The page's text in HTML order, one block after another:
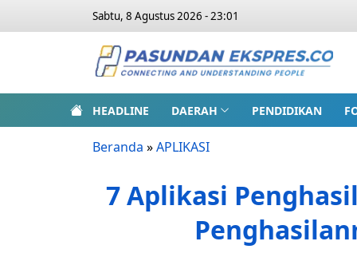
Sabtu, 8 Agustus 2026 - 23:01
HEADLINE DAERAH PENDIDIKAN
Beranda »APLIKASI
7 Aplikasi